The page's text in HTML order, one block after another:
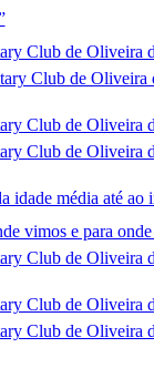
Club de Oliveira
Club de Oliveira
Club de Oliveira
Club de Oliveira
idade média até
vimos e para
Club de Oliveira
Club de Oliveira
Club de Oliveira